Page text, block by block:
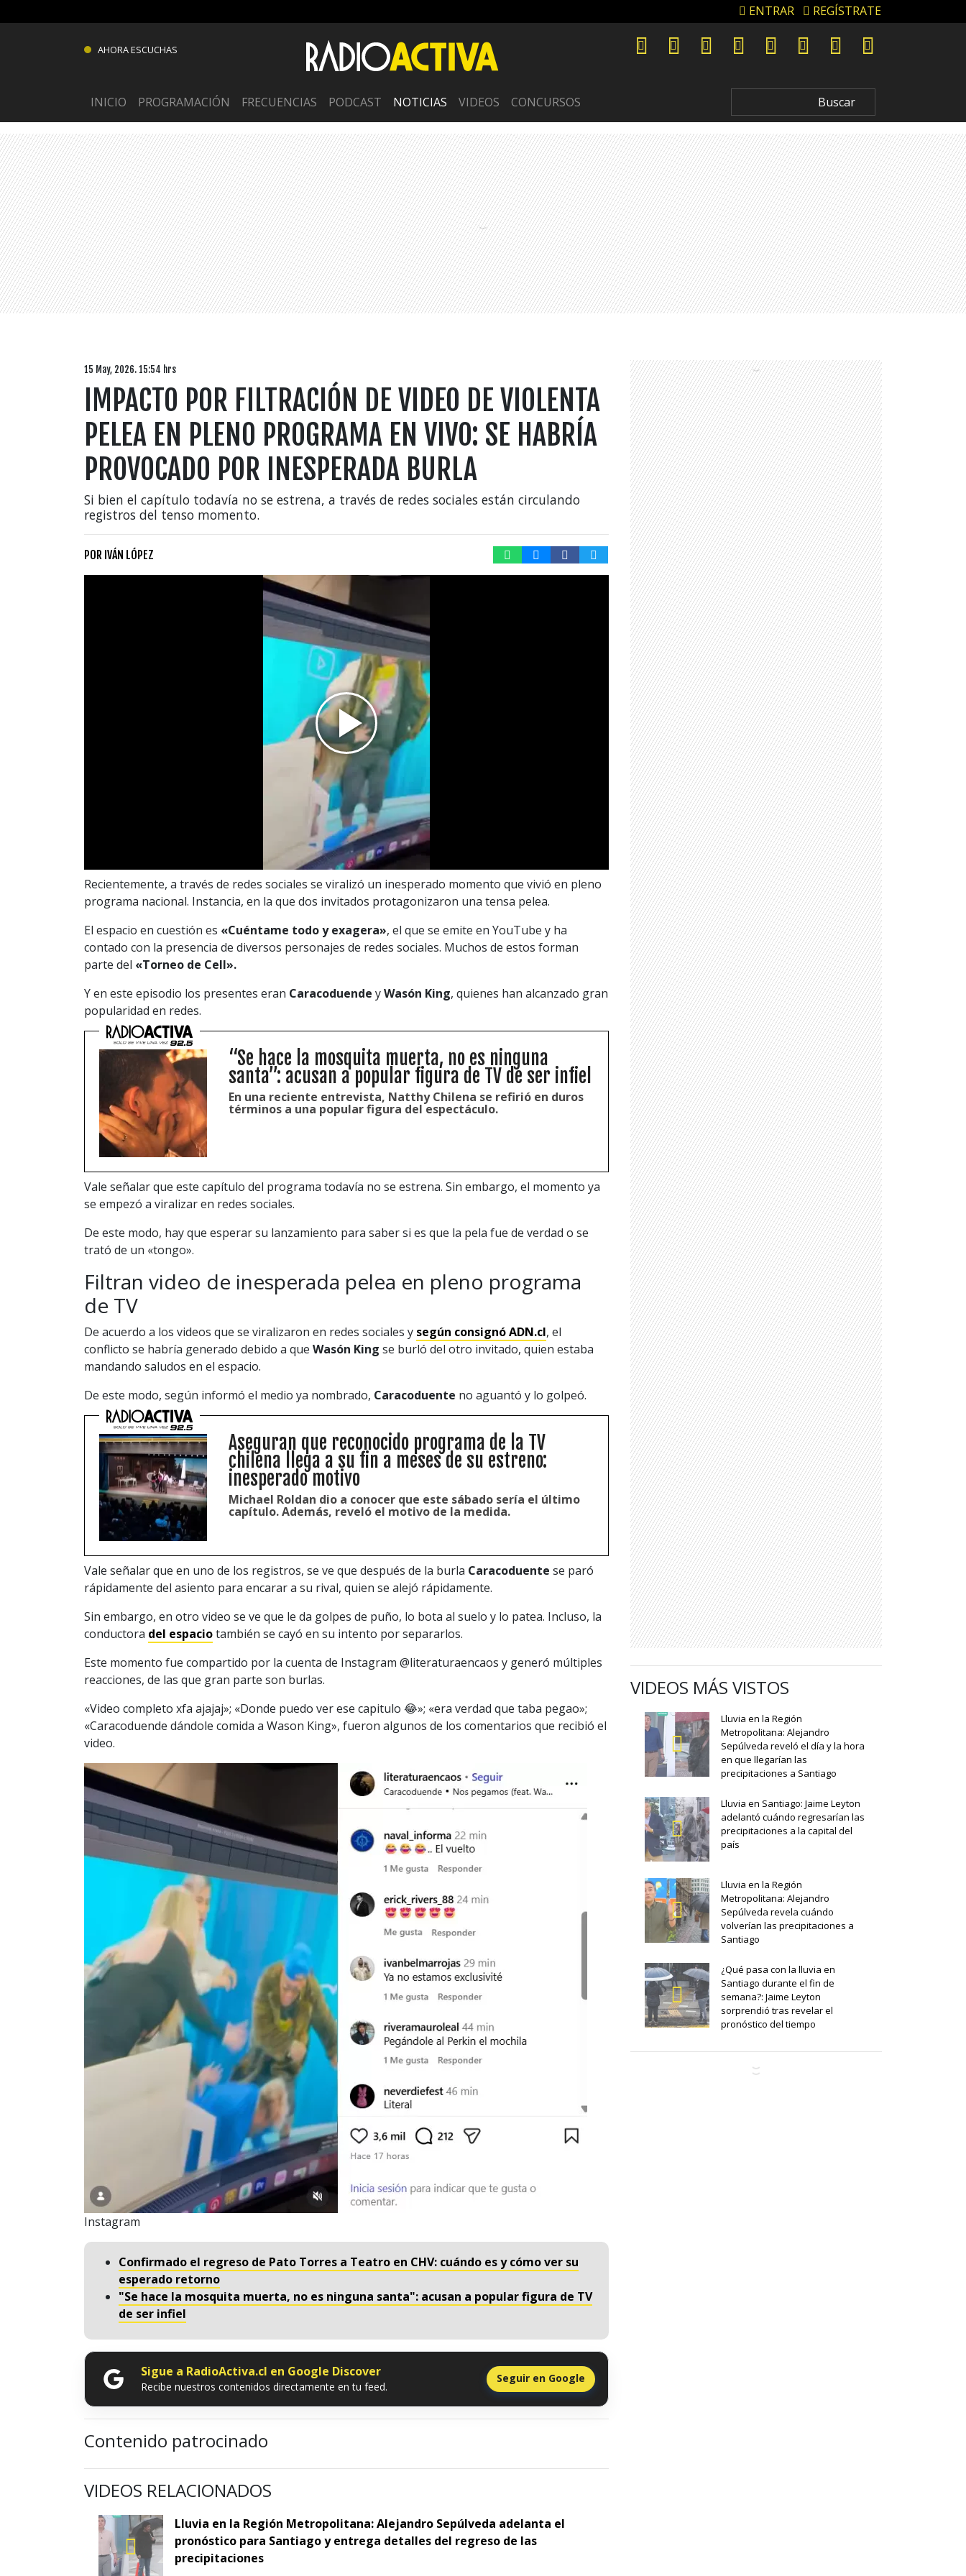
ENTRAR REGÍSTRATE
AHORA ESCUCHAS
INICIO PROGRAMACIÓN FRECUENCIAS PODCAST NOTICIAS VIDEOS CONCURSOS
15 May, 2026. 15:54 hrs
IMPACTO POR FILTRACIÓN DE VIDEO DE VIOLENTA
PELEA EN PLENO PROGRAMA EN VIVO: SE HABRÍA
PROVOCADO POR INESPERADA BURLA
Si bien el capítulo todavía no se estrena, a través de redes sociales están circulando
registros del tenso momento.
POR IVÁN LÓPEZ
Recientemente, a través de redes sociales se viralizó un inesperado momento que vivió en pleno
programa nacional. Instancia, en la que dos invitados protagonizaron una tensa pelea.
El espacio en cuestión es «Cuéntame todo y exagera», el que se emite en YouTube y ha
contado con la presencia de diversos personajes de redes sociales. Muchos de estos forman
parte del «Torneo de Cell».
Y en este episodio los presentes eran Caracoduende yWasón King, quienes han alcanzado gran
popularidad en redes.
“Se hace la mosquita muerta, no es ninguna
santa”: acusan a popular figura de TV de ser infiel
En una reciente entrevista, Natthy Chilena se refirió en duros
términos a una popular figura del espectáculo.
Vale señalar que este capítulo del programa todavía no se estrena. Sin embargo, el momento ya
se empezó a viralizar en redes sociales.
De este modo, hay que esperar su lanzamiento para saber si es que la pela fue de verdad o se
trató de un «tongo».
Filtran video de inesperada pelea en pleno programa
de TV
De acuerdo a los videos que se viralizaron en redes sociales y según consignó ADN.cl, el
conflicto se habría generado debido a que Wasón King se burló del otro invitado, quien estaba
mandando saludos en el espacio.
De este modo, según informó el medio ya nombrado, Caracoduente no aguantó y lo golpeó.
Aseguran que reconocido programa de la TV
chilena llega a su fin a meses de su estreno:
inesperado motivo
Michael Roldan dio a conocer que este sábado sería el último
capítulo. Además, reveló el motivo de la medida.
Vale señalar que en uno de los registros, se ve que después de la burla Caracoduente se paró
rápidamente del asiento para encarar a su rival, quien se alejó rápidamente.
Sin embargo, en otro video se ve que le da golpes de puño, lo bota al suelo y lo patea. Incluso, la
conductora del espaciotambién se cayó en su intento por separarlos.
Este momento fue compartido por la cuenta de Instagram @literaturaencaos y generó múltiples
reacciones, de las que gran parte son burlas.
«Video completo xfa ajajaj»; «Donde puedo ver ese capitulo 😂»; «era verdad que taba pegao»;
«Caracoduende dándole comida a Wason King», fueron algunos de los comentarios que recibió el
video.
Instagram
Confirmado el regreso de Pato Torres a Teatro en CHV: cuándo es y cómo ver su
esperado retorno
"Se hace la mosquita muerta, no es ninguna santa": acusan a popular figura de TV
de ser infiel
Sigue a RadioActiva.cl en Google Discover
Recibe nuestros contenidos directamente en tu feed.
Seguir en Google
Contenido patrocinado
VIDEOS RELACIONADOS
Lluvia en la Región Metropolitana: Alejandro Sepúlveda adelanta el
pronóstico para Santiago y entrega detalles del regreso de las
precipitaciones
VIDEOS MÁS VISTOS
Lluvia en la Región
Metropolitana: Alejandro
Sepúlveda reveló el día y la hora
en que llegarían las
precipitaciones a Santiago
Lluvia en Santiago: Jaime Leyton
adelantó cuándo regresarían las
precipitaciones a la capital del
país
Lluvia en la Región
Metropolitana: Alejandro
Sepúlveda revela cuándo
volverían las precipitaciones a
Santiago
¿Qué pasa con la lluvia en
Santiago durante el fin de
semana?: Jaime Leyton
sorprendió tras revelar el
pronóstico del tiempo